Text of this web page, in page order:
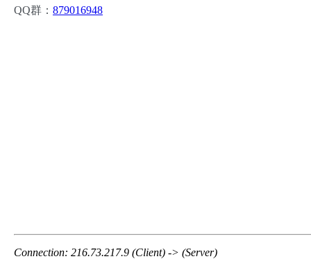
QQ群： 879016948
Connection: 216.73.217.9 (Client) -> (Server)